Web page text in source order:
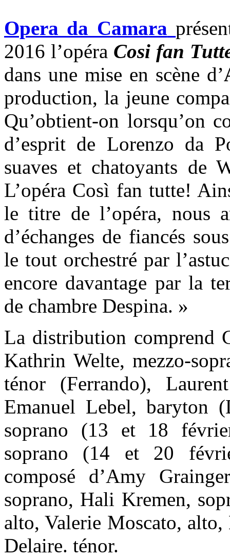
Opera da Camara
2016 l’opéra Cosi fan
dans une mise en scène d’
production, la jeune
Qu’obtient-on lorsqu’on
d’esprit de Lorenzo da
suaves et chatoyants
L’opéra Così fan tutte!
le titre de l’opéra, nous
d’échanges de fiancés
le tout orchestré par
encore davantage par la
de chambre Despina. »
La distribution comprend
Kathrin Welte, mezzo-
ténor (Ferrando),
Emanuel Lebel, baryton
soprano (13 et 18
soprano (14 et 20
composé d’Amy
soprano, Hali Kremen,
alto, Valerie Moscato,
Delaire. ténor.